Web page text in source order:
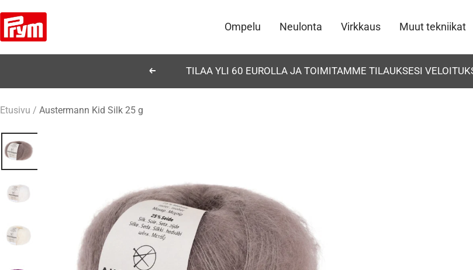
sisältöön
Ompelu Neulonta Virkkaus Muut tekniikat
Prym
EdellinenTILAA YLI 60 EUROLLA JA TOIMITAMME TILAUKSESI
Etusivu Austermann Kid Silk 25 g